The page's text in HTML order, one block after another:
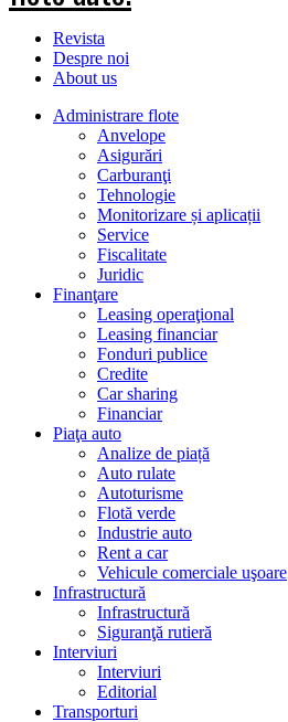
Revista
Despre noi
About us
Administrare flote
Anvelope
Asigurări
Carburanţi
Tehnologie
Monitorizare și aplicații
Service
Fiscalitate
Juridic
Finanţare
Leasing operaţional
Leasing financiar
Fonduri publice
Credite
Car sharing
Financiar
Piaţa auto
Analize de piață
Auto rulate
Autoturisme
Flotă verde
Industrie auto
Rent a car
Vehicule comerciale uşoare
Infrastructură
Infrastructură
Siguranţă rutieră
Interviuri
Interviuri
Editorial
Transporturi